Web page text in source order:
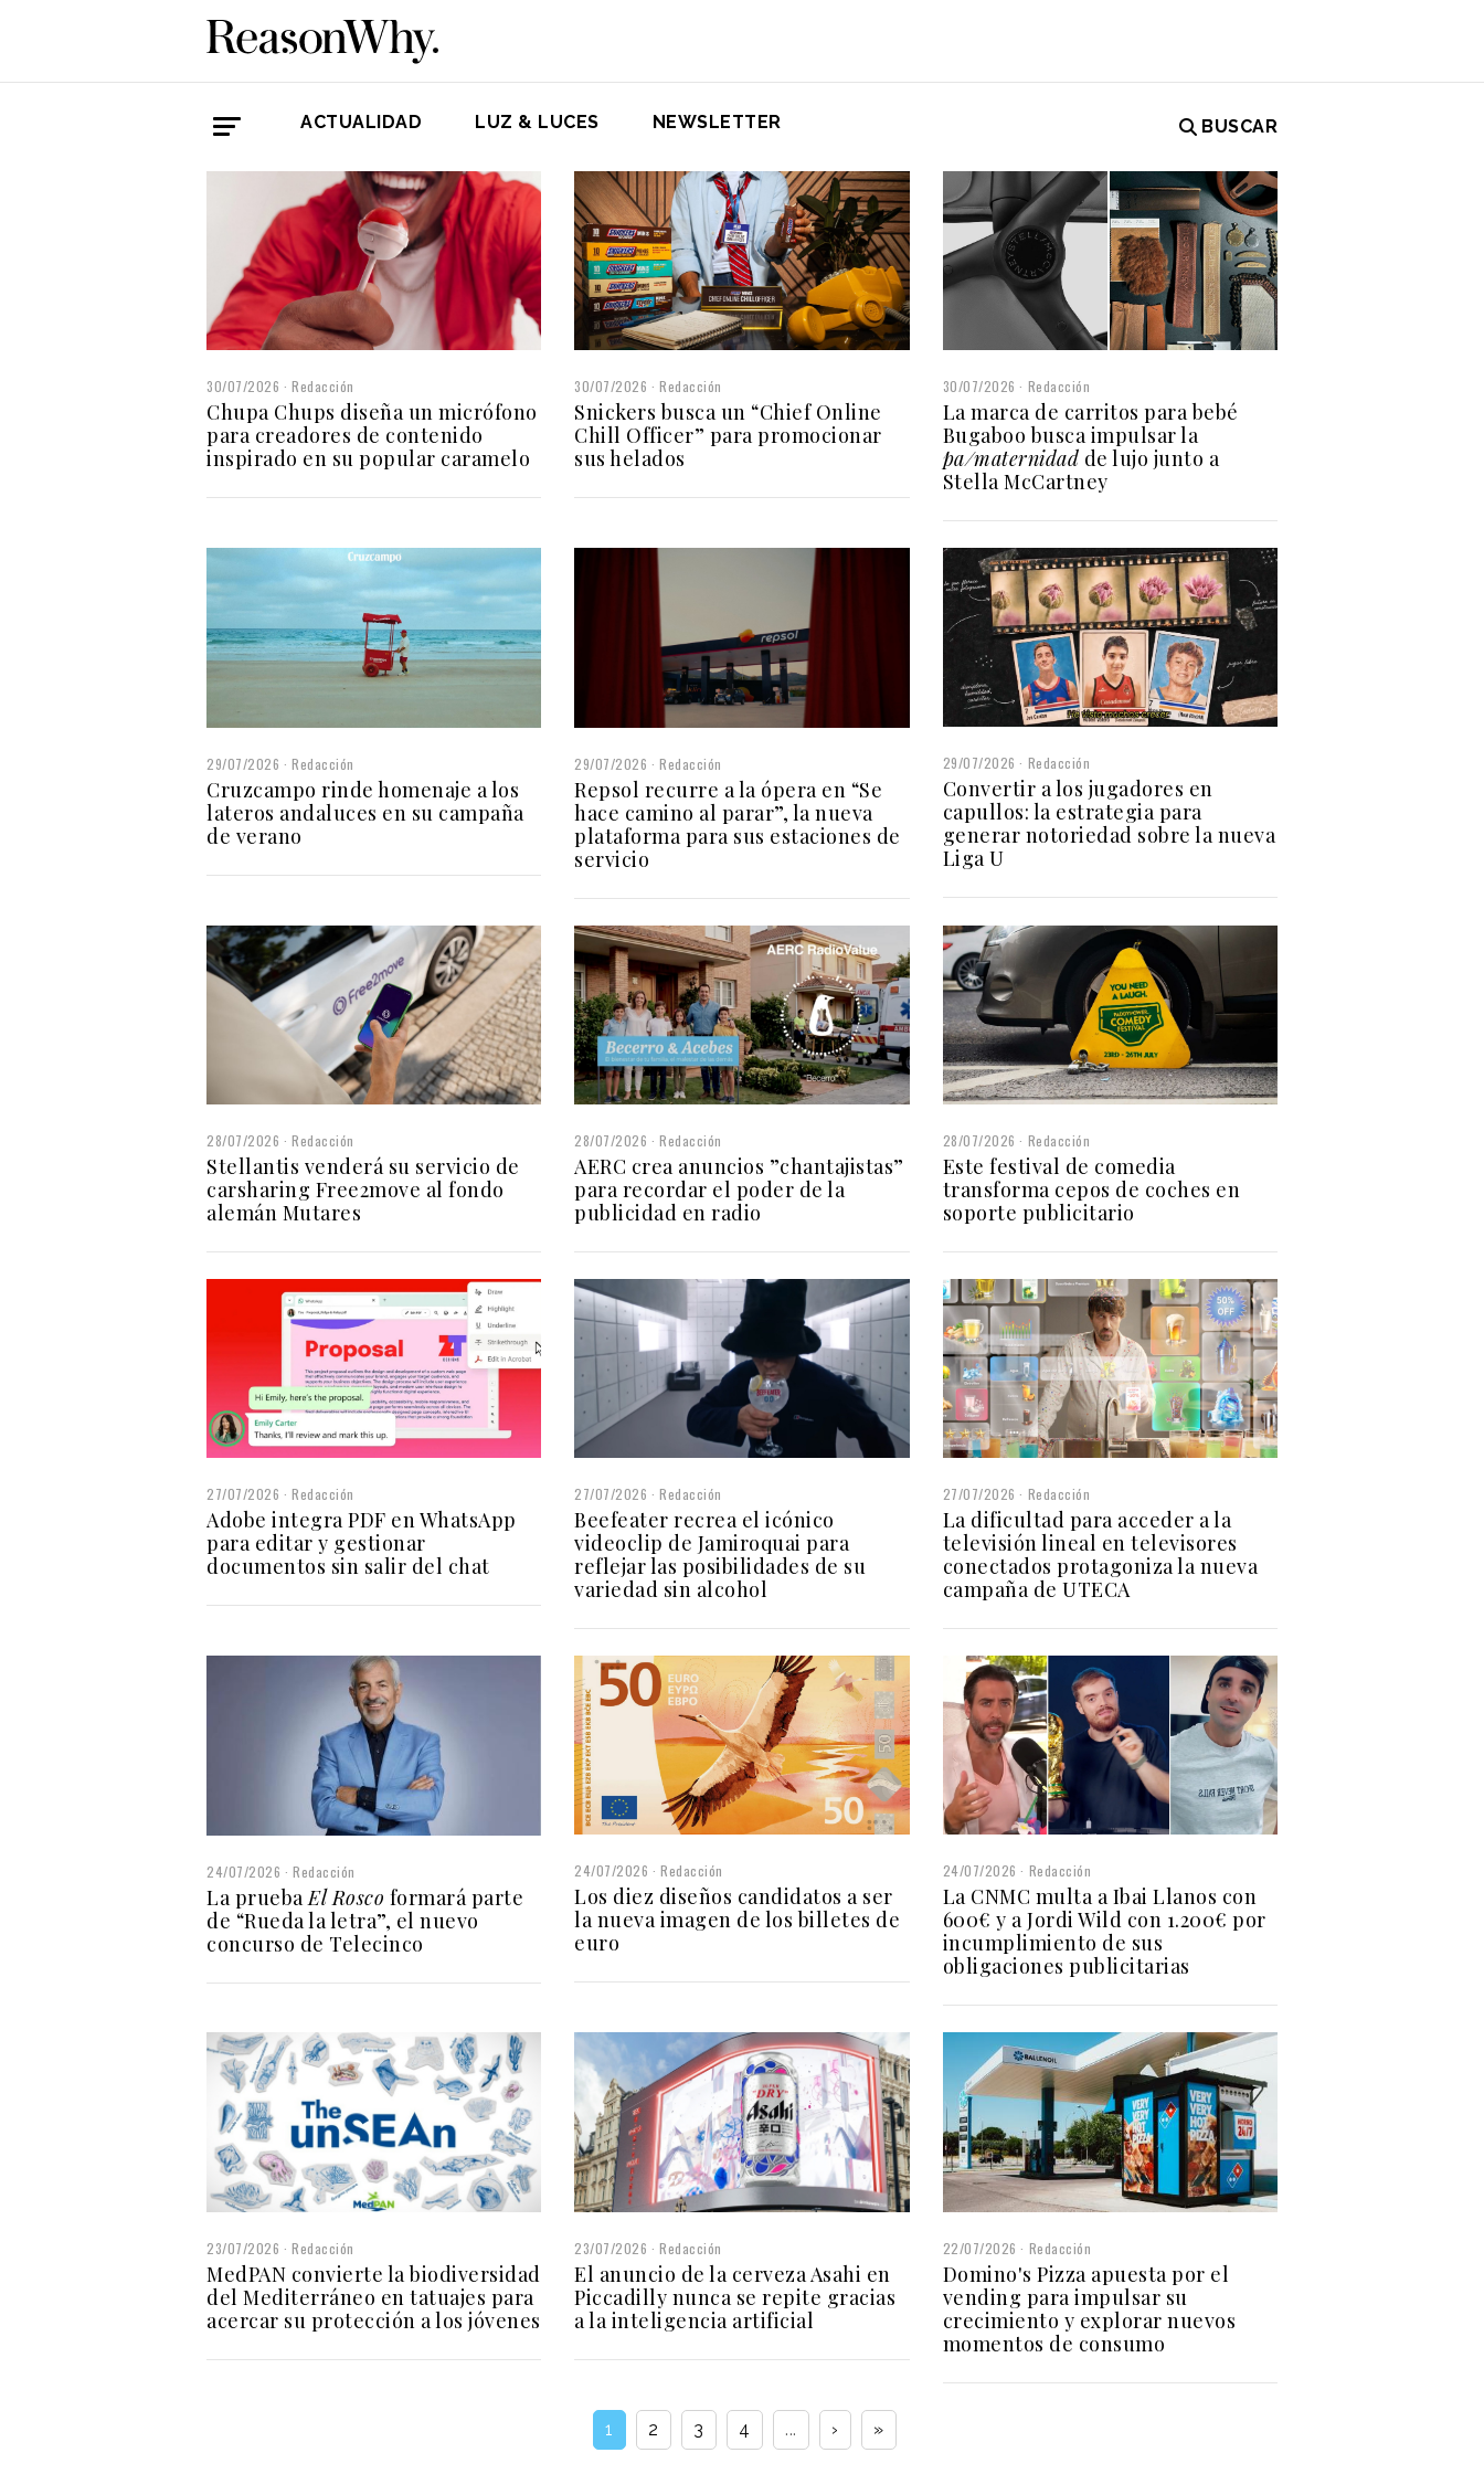
ACTUALIDAD LUZ & LUCES NEWSLETTER BUSCAR
30/07/2026 Redacción
Chupa Chups diseña un micrófono
para creadores de contenido
inspirado en su popular caramelo
30/07/2026 Redacción
Snickers busca un “Chief Online
Chill Officer” para promocionar
sus helados
30/07/2026 Redacción
La marca de carritos para bebé
Bugaboo busca impulsar la
pa/maternidad de lujo junto a
Stella McCartney
29/07/2026 Redacción
Cruzcampo rinde homenaje a los
lateros andaluces en su campaña
de verano
29/07/2026 Redacción
Repsol recurre a la ópera en “Se
hace camino al parar”, la nueva
plataforma para sus estaciones de
servicio
29/07/2026 Redacción
Convertir a los jugadores en
capullos: la estrategia para
generar notoriedad sobre la nueva
Liga U
28/07/2026 Redacción
Stellantis venderá su servicio de
carsharing Free2move al fondo
alemán Mutares
28/07/2026 Redacción
AERC crea anuncios ”chantajistas”
para recordar el poder de la
publicidad en radio
28/07/2026 Redacción
Este festival de comedia
transforma cepos de coches en
soporte publicitario
27/07/2026 Redacción
Adobe integra PDF en WhatsApp
para editar y gestionar
documentos sin salir del chat
27/07/2026 Redacción
Beefeater recrea el icónico
videoclip de Jamiroquai para
reflejar las posibilidades de su
variedad sin alcohol
27/07/2026 Redacción
La dificultad para acceder a la
televisión lineal en televisores
conectados protagoniza la nueva
campaña de UTECA
24/07/2026 Redacción
La prueba El Rosco formará parte
de “Rueda la letra”, el nuevo
concurso de Telecinco
24/07/2026 Redacción
Los diez diseños candidatos a ser
la nueva imagen de los billetes de
euro
24/07/2026 Redacción
La CNMC multa a Ibai Llanos con
600€ y a Jordi Wild con 1.200€ por
incumplimiento de sus
obligaciones publicitarias
23/07/2026 Redacción
MedPAN convierte la biodiversidad
del Mediterráneo en tatuajes para
acercar su protección a los jóvenes
23/07/2026 Redacción
El anuncio de la cerveza Asahi en
Piccadilly nunca se repite gracias
a la inteligencia artificial
22/07/2026 Redacción
Domino's Pizza apuesta por el
vending para impulsar su
crecimiento y explorar nuevos
momentos de consumo
1 2 3 4 ... › »